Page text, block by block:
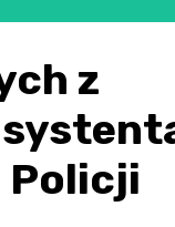
z
Policji